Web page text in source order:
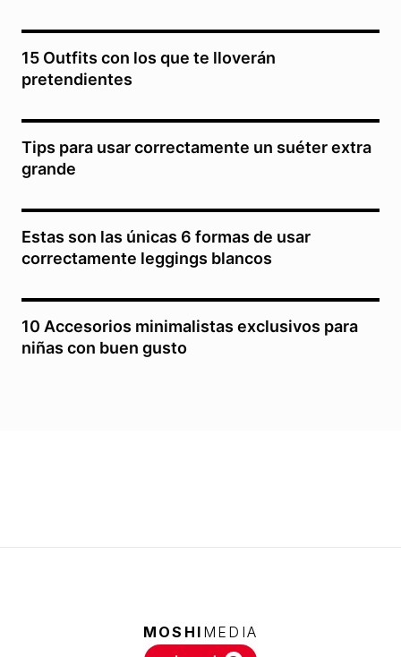
15 Outfits con los que te lloverán
pretendientes
Tips para usar correctamente un suéter extra
grande
Estas son las únicas 6 formas de usar
correctamente leggings blancos
10 Accesorios minimalistas exclusivos para
niñas con buen gusto
MOSHI MEDIA